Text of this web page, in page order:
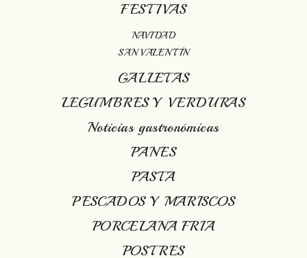
FESTIVAS
NAVIDAD
SAN VALENTÍN
GALLETAS
LEGUMBRES Y VERDURAS
Noticias gastronómicas
PANES
PASTA
PESCADOS Y MARISCOS
PORCELANA FRIA
POSTRES